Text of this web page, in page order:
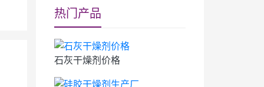
热门产品
石灰干燥剂价格